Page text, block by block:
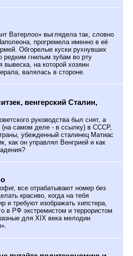
Ватерлоо» выглядела так, словно
прогремела именно в её
Обгорелые куски рухнувших
редким гнилым зубам во рту
вывеска, на которой хозяин
валялась в стороне.
венгерский Сталин,
руководства был снят, а
(на самом деле - в ссылку) в СССР,
убежденный сталинец Матиас
как он управлял Венгрией и как
все отрабатывают номер без
красиво, когда на тебя
и требуют изображать хипстера,
в РФ экстремистом и террористом
для XIX века мелодии